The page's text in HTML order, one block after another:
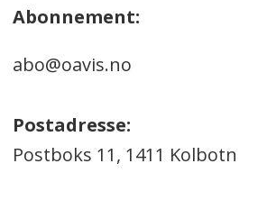
Abonnement:
abo@oavis.no
Postadresse:
Postboks 11, 1411 Kolbotn